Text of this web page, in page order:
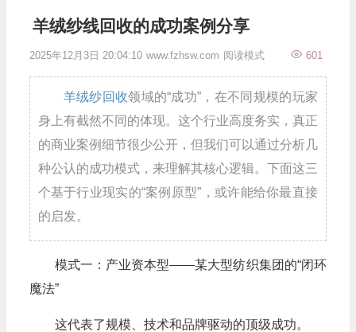
羊绒纱线回收的成功案例分享
2025年12月3日 20:04:10 www.fzhsw.com 601
阅读模式
羊绒纱回收领域的“成功”，在不同规模的玩家
身上有截然不同的体现。这个行业高度务实，真正
的商业案例细节很少公开，但我们可以通过分析几
种公认的成功模式，来理解其核心逻辑。下面这三
个基于行业现实的“案例原型”，或许能给你最直接
的启发。
模式一：产业资本型——某大型纺织集团的“闭环
魔法”
这代表了规模、技术和品牌驱动的顶级成功。